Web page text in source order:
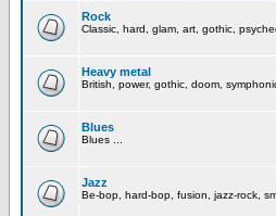
Rock
Classic, hard, glam, art, gothic,
Heavy metal
British, power, gothic, doom,
Blues
Blues ...
Jazz
Be-bop, hard-bop, fusion, jazz-rock,